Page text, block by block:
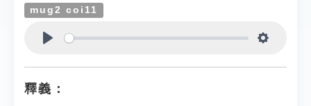
mug2 coi11
釋義：